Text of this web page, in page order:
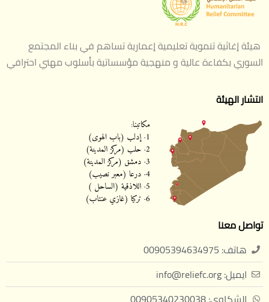
هيئة إغاثية تنموية تعليمية إعمارية تساهم في بناء المجتمع
السوري بكفاءة عالية و منهجية مؤسساتية بأسلوب مهني احترافي
انتشار الهيئة
تواصل معنا
هاتف: 00905394634975
ايميل: info@reliefc.org